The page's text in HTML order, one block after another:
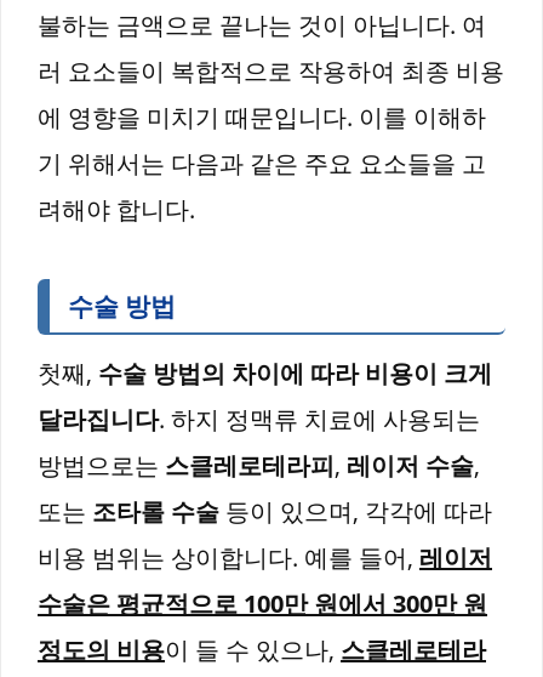
불하는 금액으로 끝나는 것이 아닙니다. 여
러 요소들이 복합적으로 작용하여 최종 비용
에 영향을 미치기 때문입니다. 이를 이해하
기 위해서는 다음과 같은 주요 요소들을 고
려해야 합니다.
수술 방법
첫째, 수술 방법의 차이에 따라 비용이 크게
달라집니다. 하지 정맥류 치료에 사용되는
방법으로는 스클레로테라피, 레이저 수술,
또는 조타롤 수술 등이 있으며, 각각에 따라
비용 범위는 상이합니다. 예를 들어, 레이저
수술은 평균적으로 100만 원에서 300만 원
정도의 비용이 들 수 있으나, 스클레로테라